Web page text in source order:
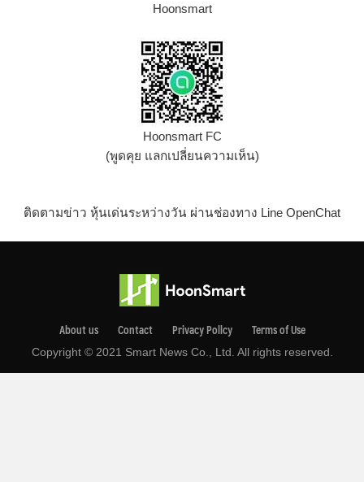
Hoonsmart
Hoonsmart FC
(พูดคุย แลกเปลี่ยนความเห็น)
ติดตามข่าว หุ้นเด่นระหว่างวัน ผ่านช่องทาง Line OpenChat
About us Contact Privacy Pollcy Terms of Use
Copyright © 2021 Smart News Co., Ltd. All rights reserved.